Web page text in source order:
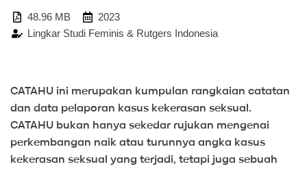
48.96 MB
2023
Lingkar Studi Feminis & Rutgers Indonesia
CATAHU ini merupakan kumpulan rangkaian catatan
dan data pelaporan kasus kekerasan seksual.
CATAHU bukan hanya sekedar rujukan mengenai
perkembangan naik atau turunnya angka kasus
kekerasan seksual yang terjadi, tetapi juga sebuah